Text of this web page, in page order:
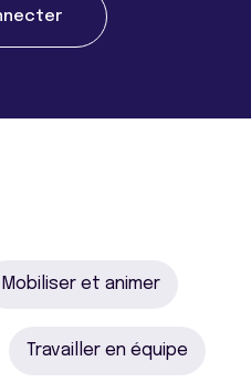
Mobiliser et animer
Travailler en équipe